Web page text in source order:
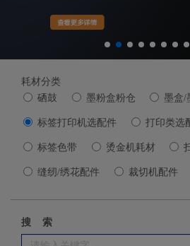
耗材分类
硒鼓
墨粉盒粉仓 墨盒/
标签打印机选配件 打印类选
标签色带 烫金机耗材
缝纫/绣花配件 裁切机配件
搜 索